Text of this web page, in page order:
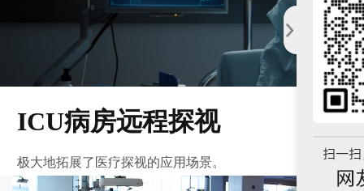
ICU病房远程探视
极大地拓展了医疗探视的应用场景。